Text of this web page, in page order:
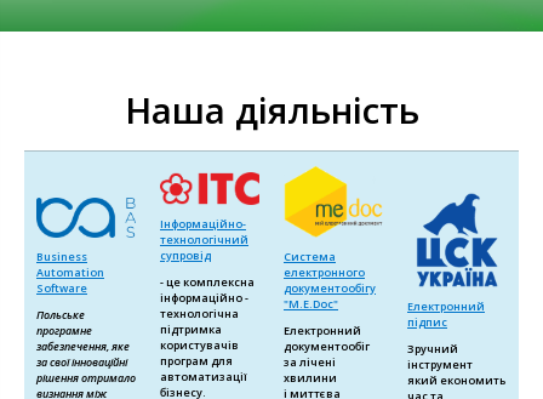
Наша діяльність
Business
Automation
Software
Польське
програмне
забезпечення, яке
за свої інноваційні
рішення отримало
визнання між
Інформаційно-
технологічний
супровід
- це комплексна
інформаційно -
технологічна
підтримка
користувачів
програм для
автоматизації
бізнесу.
Система
електронного
документообігу
"M.E.Doc"
Електронний
документообіг
за лічені
хвилини
і миттєва
Електронний
підпис
Зручний
інструмент
який економить
час та